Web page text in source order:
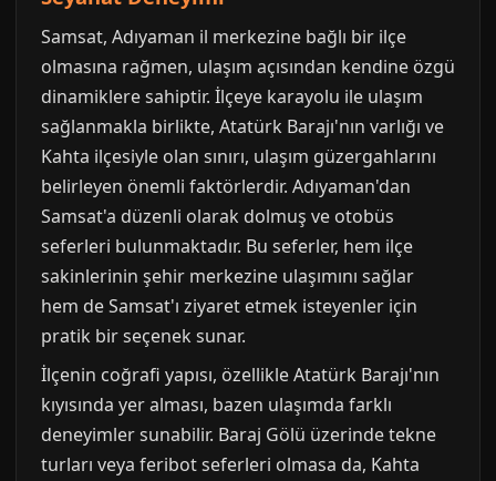
Samsat, Adıyaman il merkezine bağlı bir ilçe
olmasına rağmen, ulaşım açısından kendine özgü
dinamiklere sahiptir. İlçeye karayolu ile ulaşım
sağlanmakla birlikte, Atatürk Barajı'nın varlığı ve
Kahta ilçesiyle olan sınırı, ulaşım güzergahlarını
belirleyen önemli faktörlerdir. Adıyaman'dan
Samsat'a düzenli olarak dolmuş ve otobüs
seferleri bulunmaktadır. Bu seferler, hem ilçe
sakinlerinin şehir merkezine ulaşımını sağlar
hem de Samsat'ı ziyaret etmek isteyenler için
pratik bir seçenek sunar.
İlçenin coğrafi yapısı, özellikle Atatürk Barajı'nın
kıyısında yer alması, bazen ulaşımda farklı
deneyimler sunabilir. Baraj Gölü üzerinde tekne
turları veya feribot seferleri olmasa da, Kahta